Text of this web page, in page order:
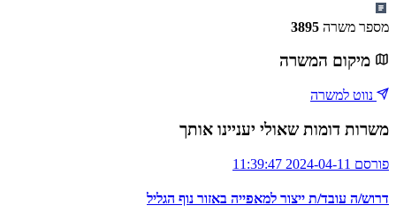
מספר משרה 3895
מיקום המשרה
נווט למשרה
משרות דומות שאולי יעניינו אותך
פורסם 2024-04-11 11:39:47
דרוש/ה עובד/ת ייצור למאפייה באזור נוף הגליל